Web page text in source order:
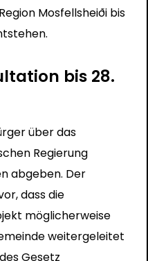
Mosfellsheiði bis
bis 28.
über das
Regierung
abgeben. Der
dass die
möglicherweise
weitergeleitet
Gesetz